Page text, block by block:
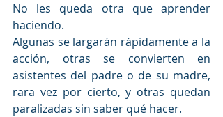
No les queda otra que aprender
haciendo.
Algunas se largarán rápidamente a la
acción, otras se convierten en
asistentes del padre o de su madre,
rara vez por cierto, y otras quedan
paralizadas sin saber qué hacer.